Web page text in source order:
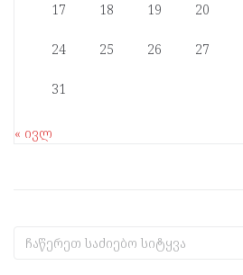
17 18 19 20
24 25 26 27
31
« ივლ